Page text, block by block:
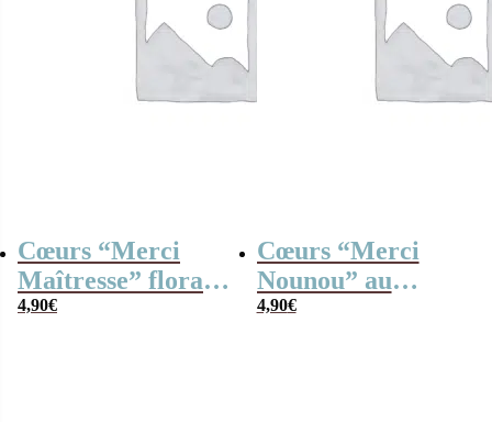
Cœurs “Merci
Maîtresse” floral
au chocolat au lait
4,90€
Cœurs “Merci
Nounou” au
chocolat au lait
4,90€